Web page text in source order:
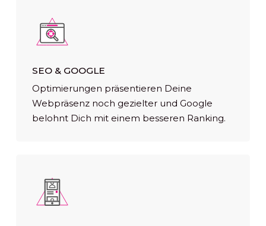
SEO & GOOGLE
Optimierungen präsentieren Deine
Webpräsenz noch gezielter und Google
belohnt Dich mit einem besseren Ranking.